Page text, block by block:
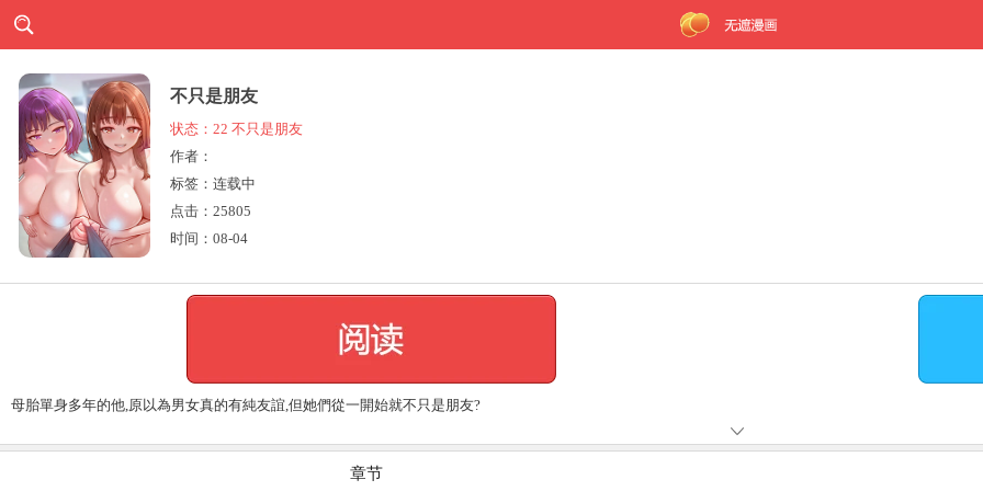
不只是朋友
状态：22 不只是朋友
作者：
标签：连载中
点击： 25805
时间：08-04
母胎單身多年的他,原以為男女真的有純友誼,但她們從一開始就不只是朋友?
章节